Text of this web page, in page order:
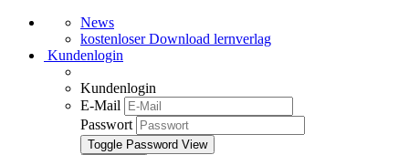
News
kostenloser Download lernverlag
Kundenlogin
Kundenlogin
E-Mail
Passwort
Toggle Password View